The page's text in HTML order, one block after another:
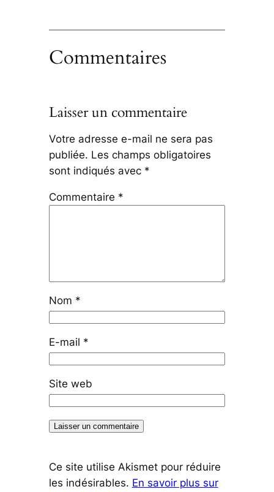
Commentaires
Laisser un commentaire
Votre adresse e-mail ne sera pas
publiée. Les champs obligatoires
sont indiqués avec *
Commentaire *
Nom *
E-mail *
Site web
Ce site utilise Akismet pour réduire
les indésirables. En savoir plus sur